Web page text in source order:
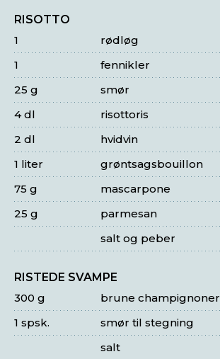
RISOTTO
rødløg
1
fennikler
1
smør
25 g
risottoris
4 dl
hvidvin
2 dl
grøntsagsbouillon
1 liter
mascarpone
75 g
parmesan
25 g
salt og peber
RISTEDE SVAMPE
brune champignoner
300 g
smør til stegning
1 spsk.
salt